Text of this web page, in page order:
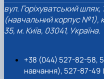
вул. Горіхуватський шлях,
(навчальний корпус №1),
35, м. Київ, 03041, Україна.
+38 (044) 527-82-58,
навчання), 527-87-49